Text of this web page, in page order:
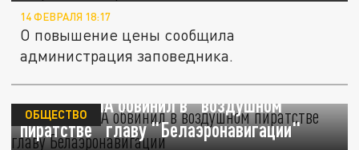
14 ФЕВРАЛЯ 18:17
О повышение цены сообщила
администрация заповедника.
Минюст США обвинил в "воздушном
пиратстве" главу "Белаэронавигации"
ОБЩЕСТВО